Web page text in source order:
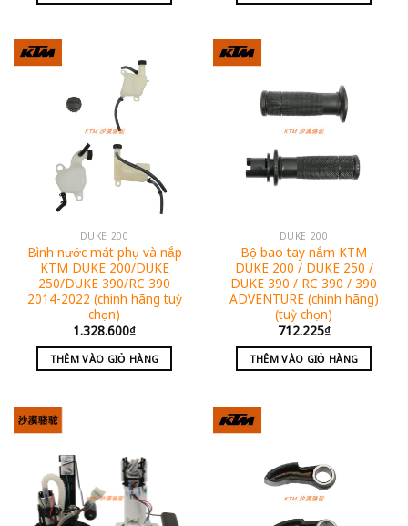
DUKE 200
Bình nước mát phụ và nắp
KTM DUKE 200/DUKE
250/DUKE 390/RC 390
2014-2022 (chính hãng tuỳ
chọn)
1.328.600₫
THÊM VÀO GIỎ HÀNG
DUKE 200
Bộ bao tay nắm KTM
DUKE 200 / DUKE 250 /
DUKE 390 / RC 390 / 390
ADVENTURE (chính hãng)
(tuỳ chọn)
712.225₫
THÊM VÀO GIỎ HÀNG